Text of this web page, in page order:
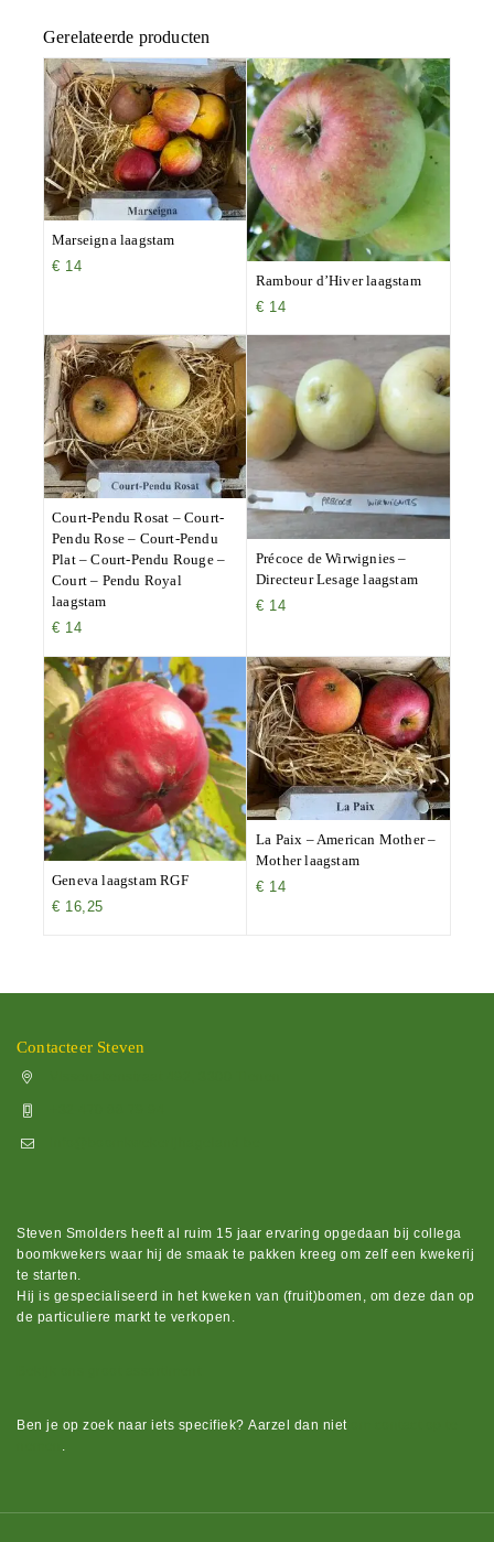
Gerelateerde producten
Marseigna laagstam
€ 14
Rambour d’Hiver laagstam
€ 14
Court-Pendu Rosat – Court-
Pendu Rose – Court-Pendu
Plat – Court-Pendu Rouge –
Court – Pendu Royal
laagstam
€ 14
Précoce de Wirwignies –
Directeur Lesage laagstam
€ 14
Geneva laagstam RGF
€ 16,25
La Paix – American Mother –
Mother laagstam
€ 14
Contacteer Steven
Steven Smolders heeft al ruim 15 jaar ervaring opgedaan bij collega
boomkwekers waar hij de smaak te pakken kreeg om zelf een kwekerij
te starten.
Hij is gespecialiseerd in het kweken van (fruit)bomen, om deze dan op
de particuliere markt te verkopen.
Ben je op zoek naar iets specifiek? Aarzel dan niet
.